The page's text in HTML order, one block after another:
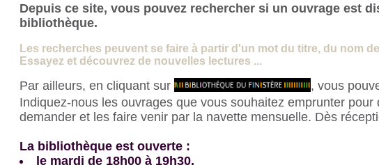
Les recherches peuvent se faire à partir d'un mot du titre, du nom
Essayez et découvrez de nouvelles lectures ...
Par ailleurs, en cliquant sur
, vous
Indiquez-nous les ouvrages que vous souhaitez emprunter pour
demander et les faire venir par la navette mensuelle. Dès
La bibliothèque est ouverte :
le mardi de 18h00 à 19h30,
Depuis ce site, vous pouvez rechercher si un ouvrage est
bibliothèque.